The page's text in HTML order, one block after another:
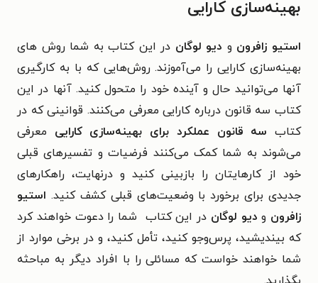
بهینه‌سازی کارایی
استیو زافرون و دیو لوگان در این کتاب به شما روش های
بهینه‌سازی کارایی را می‌آموزند. روش‌هایی که با به کارگیری
آنها می‌توانید حال و آینده خود را متحول کنید. آنها در این
کتاب سه قانون درباره کارایی معرفی می‌کنند. قوانینی که در
کتابسه قانون عملکرد برای بهینه‌سازی کارایی معرفی
می‌شوند به شما کمک می‌کنند فرضیات و تفسیرهای قبلی
خود از کارهایتان را بازبینی کنید و درنهایت، راهکارهای
جدیدی برای برخورد با وضعیت‌های قبلی کشف کنید. استیو
زافرون و دیو لوگان در این کتاب شما را دعوت خواهند کرد
که بیندیشید، پرس‌وجو کنید، تأمل کنید، و در برخی موارد از
شما خواهند خواست که مسائلی را با افراد دیگر به مباحثه